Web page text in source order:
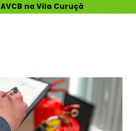
AVCB na Vila Curuçá